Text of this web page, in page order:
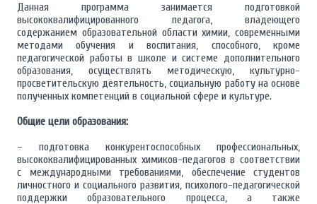
Данная программа занимается подготовкой
высококвалифицированного педагога, владеющего
содержанием образовательной области химии, современными
методами обучения и воспитания, способного, кроме
педагогической работы в школе и системе дополнительного
образования, осуществлять методическую, культурно-
просветительскую деятельность, социальную работу на основе
полученных компетенций в социальной сфере и культуре.
Общие цели образования:
– подготовка конкурентоспособных профессиональных,
высококвалифицированных химиков-педагогов в соответствии
с международными требованиями, обеспечение студентов
личностного и социального развития, психолого-педагогической
поддержки образовательного процесса, а также